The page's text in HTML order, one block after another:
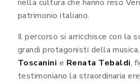
nella cultura che hanno reso
patrimonio italiano.
Il percorso si arricchisce con la
grandi protagonisti della
Toscanini e Renata Tebaldi,
testimoniano la straordinaria